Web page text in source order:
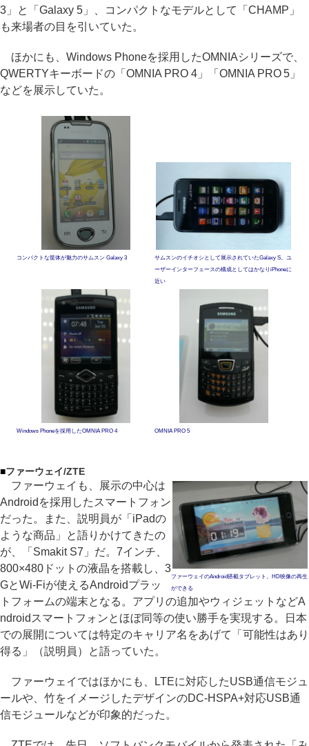
3」と「Galaxy 5」、コンパクトなモデルとして「CHAMP」
も来場者の目を引いていた。
ほかにも、Windows Phoneを採用したOMNIAシリーズで、
QWERTYキーボードの「OMNIA PRO 4」「OMNIA PRO 5」
などを展示していた。
コンパクトな筐体が魅力のサムスン Galaxy 3
サムスンのイチオシとして展示されていたGalaxy S。ユ
ーザーインターフェースの構成としてはかなりiPhoneに
近い
Windows Phoneを採用したOMNIA PRO 4 OMNIA PRO 5
■ファーウェイ/ZTE
ファーウェイのAndroid搭載タブレット。HD映像の再生
ができる
ファーウェイも、展示の中心は
Androidを採用したスマートフォン
だった。また、説明員が「iPadの
ような商品」と語りかけてきたの
が、「Smakit S7」だ。7インチ、
800×480ドットの液晶を搭載し、3
GとWi-Fiが使えるAndroidプラッ
トフォームの端末となる。アプリの追加やウィジェットなどA
ndroidスマートフォンとほぼ同等の使い勝手を実現する。日本
での展開については特定のキャリア名をあげて「可能性はあり
得る」（説明員）と語っていた。
ファーウェイではほかにも、LTEに対応したUSB通信モジュ
ールや、竹をイメージしたデザインのDC-HSPA+対応USB通
信モジュールなどが印象的だった。